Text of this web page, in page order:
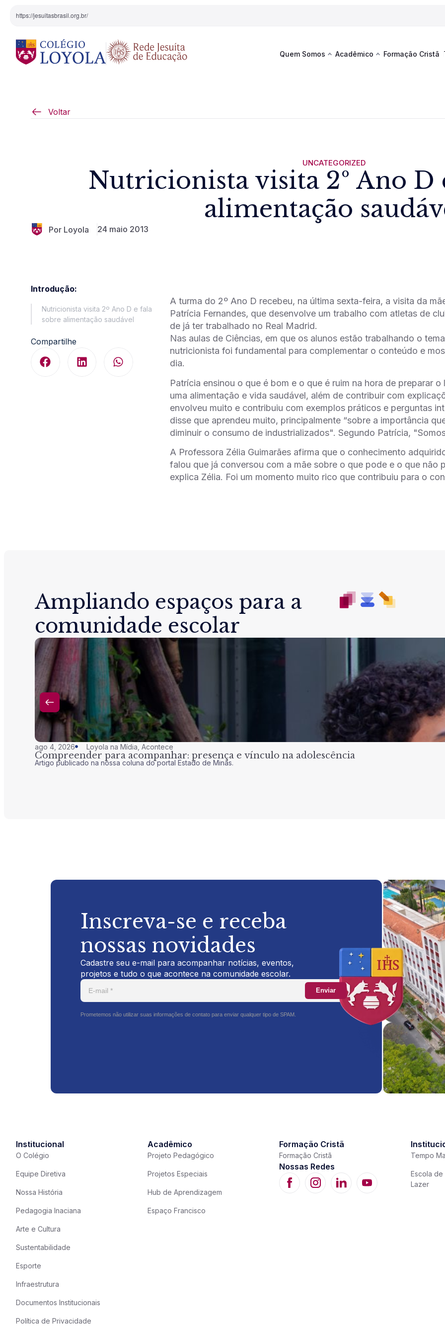
https://jesuitasbrasil.org.br/
Quem Somos
Pedagogia Inaciana Documentos Institucionais
Ver
Acadêmico Formação Cristã
Voltar
UNCATEGORIZED
Nutricionista visita 2º Ano D
alimentação
Por Loyola 24 maio 2013
Introdução:
Nutricionista visita 2º Ano D e fala
sobre alimentação saudável
Compartilhe
A turma do 2º Ano D recebeu, na última sexta-feira, a visita da
Patrícia Fernandes, que desenvolve um trabalho com atletas de
de já ter trabalhado no Real Madrid.
Nas aulas de Ciências, em que os alunos estão trabalhando o
nutricionista foi fundamental para complementar o conteúdo e
dia.
Patrícia ensinou o que é bom e o que é ruim na hora de preparar
uma alimentação e vida saudável, além de contribuir com
envolveu muito e contribuiu com exemplos práticos e perguntas
disse que aprendeu muito, principalmente “sobre a importância
diminuir o consumo de industrializados". Segundo Patrícia,
A Professora Zélia Guimarães afirma que o conhecimento
falou que já conversou com a mãe sobre o que pode e o que não
explica Zélia. Foi um momento muito rico que contribuiu para o
Ampliando espaços para a
comunidade escolar
ago 4, 2026 Loyola na Mídia Acontece
Compreender para acompanhar: presença e vínculo na adolescência
Artigo publicado na nossa coluna do portal Estado de Minas.
Inscreva-se e receba
nossas novidades
Cadastre seu e-mail para acompanhar notícias, eventos,
projetos e tudo o que acontece na comunidade escolar.
Enviar
Prometemos não utilizar suas informações de contato para enviar qualquer tipo de SPAM.
Institucional
O Colégio
Equipe Diretiva
Nossa História
Pedagogia Inaciana
Arte e Cultura
Sustentabilidade
Esporte
Infraestrutura
Documentos Institucionais
Política de Privacidade
Acadêmico
Projeto Pedagógico
Projetos Especiais
Hub de Aprendizagem
Espaço Francisco
Formação Cristã
Formação Cristã
Nossas Redes
Tempo
Escola de
Lazer